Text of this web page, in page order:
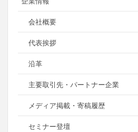
会社概要
代表挨拶
沿革
主要取引先・パートナー企業
メディア掲載・寄稿履歴
セミナー登壇